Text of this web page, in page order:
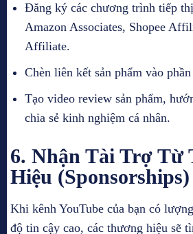
Đăng ký các chương trình tiếp
Amazon Associates, Shopee
Affiliate.
Chèn liên kết sản phẩm vào
Tạo video review sản phẩm,
chia sẻ kinh nghiệm cá nhân.
6. Nhận Tài Trợ Từ
Hiệu (Sponsorships)
Khi kênh YouTube của bạn có
độ tin cậy cao, các thương hiệu sẽ